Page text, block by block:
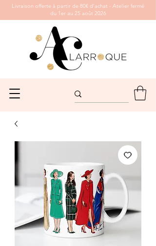
Livraison offerte à partir de 80€ d’achat - Atelier fermé
du 1er au 25 août 2026